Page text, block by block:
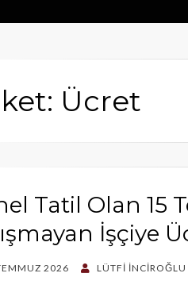
Ücret
Tatil Olan 15
İşçiye
2026 LÜTFI İNCIROĞLU